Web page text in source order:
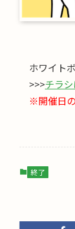
ホワイト
>>>チラ
※開催日
終了